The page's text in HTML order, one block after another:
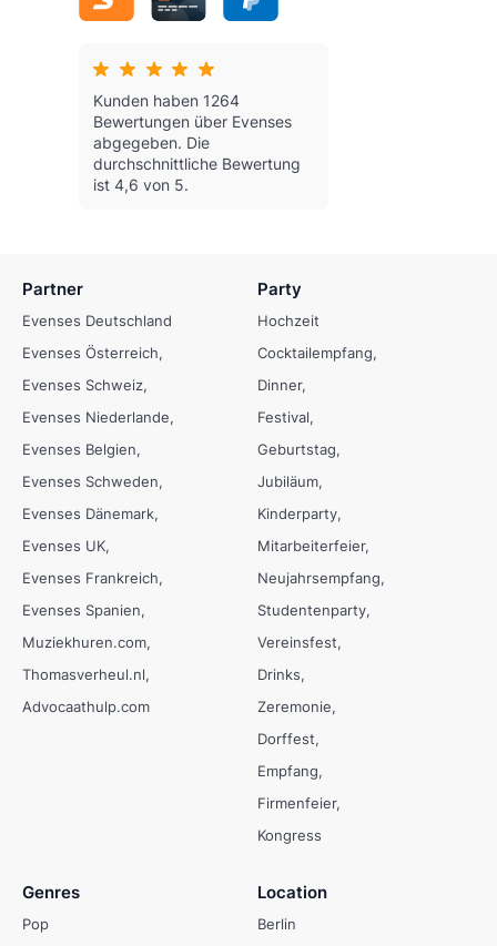
Kunden haben 1264
Bewertungen über Evenses
abgegeben. Die
durchschnittliche Bewertung
ist 4,6 von 5.
Partner
Evenses Deutschland
Evenses Österreich
Evenses Schweiz
Evenses Niederlande
Evenses Belgien
Evenses Schweden
Evenses Dänemark
Evenses UK
Evenses Frankreich
Evenses Spanien
Muziekhuren.com
Thomasverheul.nl
Advocaathulp.com
Party
Hochzeit
Cocktailempfang
Dinner
Festival
Geburtstag
Jubiläum
Kinderparty
Mitarbeiterfeier
Neujahrsempfang
Studentenparty
Vereinsfest
Drinks
Zeremonie
Dorffest
Empfang
Firmenfeier
Kongress
Genres
Pop
Location
Berlin